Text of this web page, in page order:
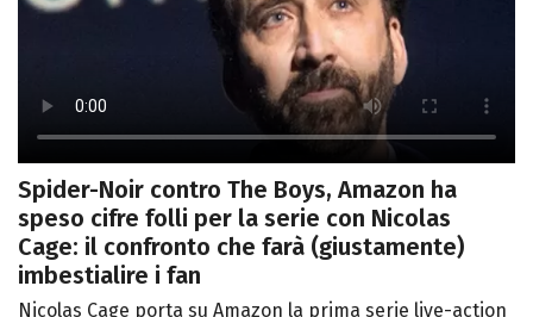
Spider-Noir contro The Boys, Amazon ha
speso cifre folli per la serie con Nicolas
Cage: il confronto che farà (giustamente)
imbestialire i fan
Nicolas Cage porta su Amazon la prima serie live-action